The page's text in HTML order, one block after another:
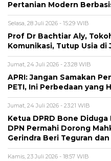
Pertanian Modern
Selasa, 28 Juli 2026 - 15:29 WIB
Prof Dr Bachtiar Aly,
Komunikasi, Tutup Usia di
Jumat, 24 Juli 2026 - 23:28 WIB
APRI: Jangan Samakan
PETI, Ini Perbedaan yang
Jumat, 24 Juli 2026 - 23:21 WIB
Ketua DPRD Bone
DPN Permahi Dorong
Gerindra Beri Teguran
Kamis, 23 Juli 2026 - 18:57 WIB